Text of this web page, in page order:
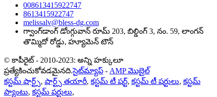
008613415922747
8613415922747
melissalv@bless-dg.com
గ్వాంగ్‌డాంగ్ డోంగ్గువాన్ రూమ్ 203, బిల్డింగ్ 3, నం. 59, లాంగన్
తొమ్మిదో రోడ్డు, హ్యూమెన్ టౌన్
© కాపీరైట్ - 2010-2023: అన్ని హక్కులూ
ప్రత్యేకించుకోవడమైనది.సైట్‌మ్యాప్ - AMP మొబైల్
కస్టమ్ షార్ట్స్, షార్ట్స్ తయారీ, కస్టమ్ టీ షర్ట్, కస్టమ్ టీ షర్టులు, కస్టమ్
ప్యాంటు, కస్టమ్ షర్టులు,